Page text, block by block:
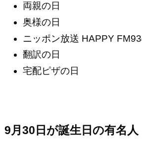
両親の日
奥様の日
ニッポン放送 HAPPY
翻訳の日
宅配ピザの日
9月30日が誕生日の有名人